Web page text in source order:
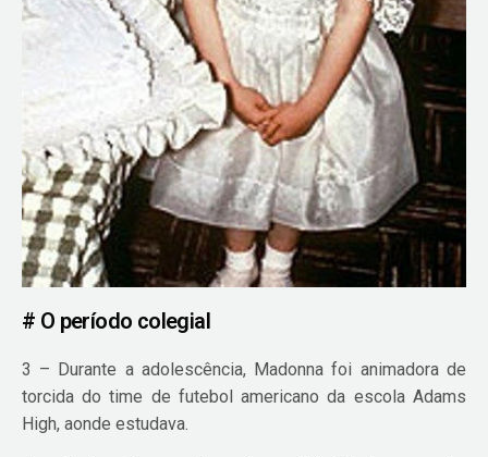
# O período colegial
3 – Durante a adolescência, Madonna foi animadora de
torcida do time de futebol americano da escola Adams
High, aonde estudava.